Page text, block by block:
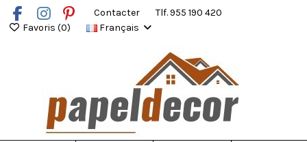
Contacter
Tlf. 955 190 420
Favoris (0) Français